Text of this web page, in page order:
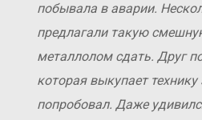
побывала в аварии.
предлагали такую
металлолом сдать. Друг
которая выкупает
попробовал. Даже